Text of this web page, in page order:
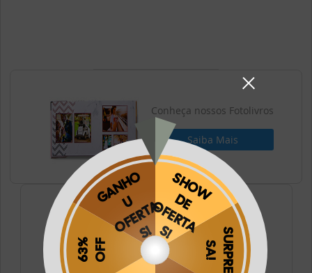
Conheça nossos Fotolivros
Saiba Mais
Conheça nossos Fotos
Saiba Mais